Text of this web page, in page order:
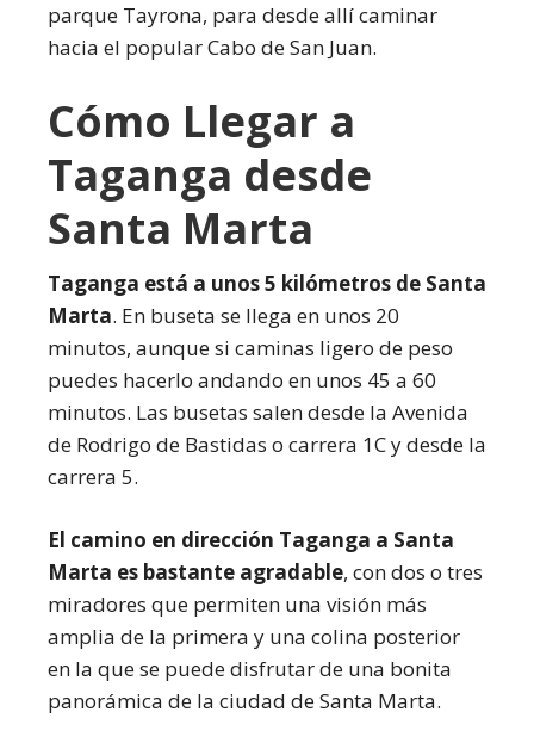
parque Tayrona, para desde allí caminar
hacia el popular Cabo de San Juan.
Cómo Llegar a
Taganga desde
Santa Marta
Taganga está a unos 5 kilómetros de Santa
Marta. En buseta se llega en unos 20
minutos, aunque si caminas ligero de peso
puedes hacerlo andando en unos 45 a 60
minutos. Las busetas salen desde la Avenida
de Rodrigo de Bastidas o carrera 1C y desde la
carrera 5.
El camino en dirección Taganga a Santa
Marta es bastante agradable, con dos o tres
miradores que permiten una visión más
amplia de la primera y una colina posterior
en la que se puede disfrutar de una bonita
panorámica de la ciudad de Santa Marta.